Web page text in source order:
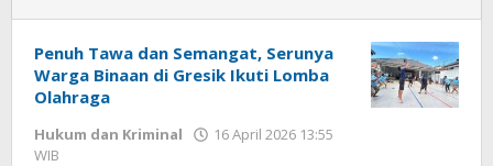
Penuh Tawa dan Semangat, Serunya
Warga Binaan di Gresik Ikuti Lomba
Olahraga
Hukum dan Kriminal
16 April 2026 13:55
WIB